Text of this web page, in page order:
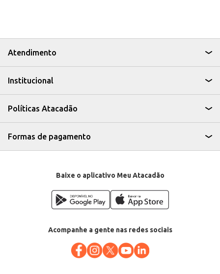
Atendimento
Institucional
Políticas Atacadão
Formas de pagamento
Baixe o aplicativo Meu Atacadão
Acompanhe a gente nas redes sociais